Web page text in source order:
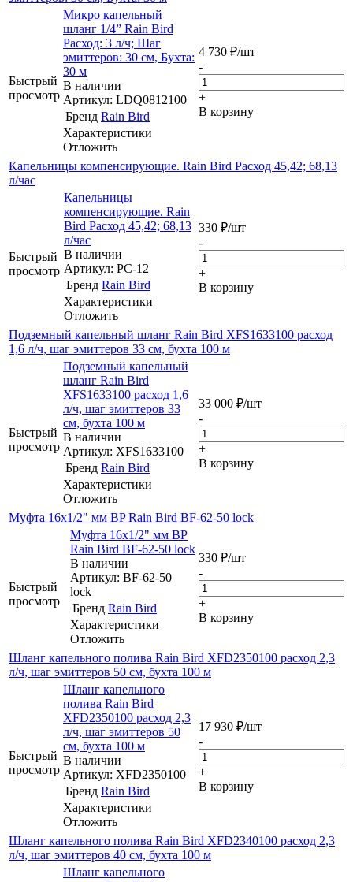
Быстрый
просмотр
Микро капельный
шланг 1/4” Rain Bird
Расход: 3 л/ч; Шаг
эмиттеров: 30 см, Бухта:
30 м
В наличии
Артикул: LDQ0812100
Бренд Rain Bird
Характеристики
Отложить
4 730 ₽/шт
-
+
В корзину
Капельницы компенсирующие. Rain Bird Расход 45,42; 68,13
л/час
Быстрый
просмотр
Капельницы
компенсирующие. Rain
Bird Расход 45,42; 68,13
л/час
В наличии
Артикул: PC-12
Бренд Rain Bird
Характеристики
Отложить
330 ₽/шт
-
+
В корзину
Подземный капельный шланг Rain Bird XFS1633100 расход
1,6 л/ч, шаг эмиттеров 33 см, бухта 100 м
Быстрый
просмотр
Подземный капельный
шланг Rain Bird
XFS1633100 расход 1,6
л/ч, шаг эмиттеров 33
см, бухта 100 м
В наличии
Артикул: XFS1633100
Бренд Rain Bird
Характеристики
Отложить
33 000 ₽/шт
-
+
В корзину
Муфта 16х1/2" мм ВP Rain Bird BF-62-50 lock
Быстрый
просмотр
Муфта 16х1/2" мм ВP
Rain Bird BF-62-50 lock
В наличии
Артикул: BF-62-50
lock
Бренд Rain Bird
Характеристики
Отложить
330 ₽/шт
-
+
В корзину
Шланг капельного полива Rain Bird XFD2350100 расход 2,3
л/ч, шаг эмиттеров 50 см, бухта 100 м
Быстрый
просмотр
Шланг капельного
полива Rain Bird
XFD2350100 расход 2,3
л/ч, шаг эмиттеров 50
см, бухта 100 м
В наличии
Артикул: XFD2350100
Бренд Rain Bird
Характеристики
Отложить
17 930 ₽/шт
-
+
В корзину
Шланг капельного полива Rain Bird XFD2340100 расход 2,3
л/ч, шаг эмиттеров 40 см, бухта 100 м
Шланг капельного